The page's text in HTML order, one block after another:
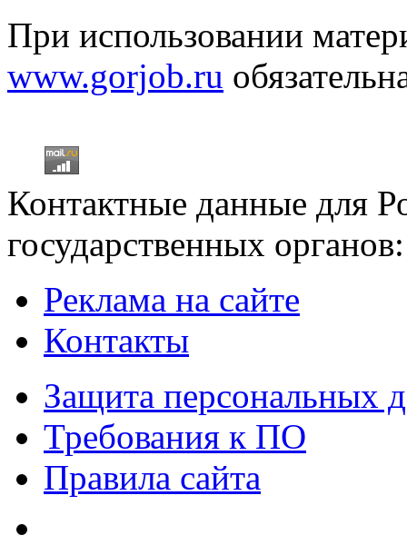
При использовании
www.gorjob.ru
Контактные данные для
государственных
Реклама на сайте
Контакты
Защита персональных
Требования к ПО
Правила сайта